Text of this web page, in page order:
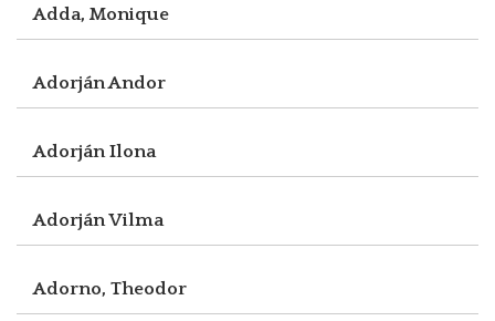
Adda, Monique
Adorján Andor
Adorján Ilona
Adorján Vilma
Adorno, Theodor